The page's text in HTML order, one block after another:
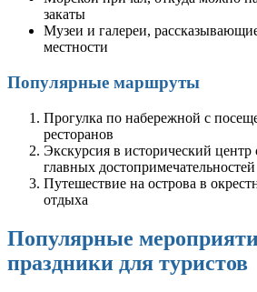
закаты
Музеи и галереи,
местности
Популярные маршруты
Прогулка по набережной с
ресторанов
Экскурсия в исторический центр
главных достопримечательностей
Путешествие на острова в
отдыха
Популярные
праздники для туристов